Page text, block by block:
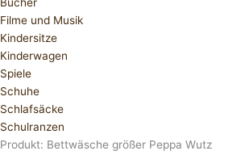
Filme und Musik
Kindersitze
Kinderwagen
Spiele
Schuhe
Schlafsäcke
Schulranzen
Produkt: Bettwäsche größer Peppa Wutz